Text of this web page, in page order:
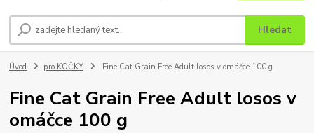
Hledat
Úvod pro KOČKY Fine Cat Grain Free Adult losos v omáčce 100 g
Fine Cat Grain Free Adult losos v
omáčce 100 g